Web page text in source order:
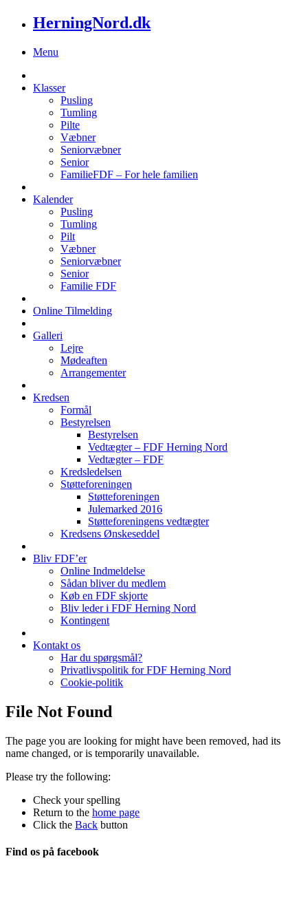
HerningNord.dk
Menu
Klasser
Pusling
Tumling
Pilte
Væbner
Seniorvæbner
Senior
FamilieFDF – For hele familien
Kalender
Pusling
Tumling
Pilt
Væbner
Seniorvæbner
Senior
Familie FDF
Online Tilmelding
Galleri
Lejre
Mødeaften
Arrangementer
Kredsen
Formål
Bestyrelsen
Bestyrelsen
Vedtægter – FDF Herning Nord
Vedtægter – FDF
Kredsledelsen
Støtteforeningen
Støtteforeningen
Julemarked 2016
Støtteforeningens vedtægter
Kredsens Ønskeseddel
Bliv FDF’er
Online Indmeldelse
Sådan bliver du medlem
Køb en FDF skjorte
Bliv leder i FDF Herning Nord
Kontingent
Kontakt os
Har du spørgsmål?
Privatlivspolitik for FDF Herning Nord
Cookie-politik
File Not Found
The page you are looking for might have been removed, had its
name changed, or is temporarily unavailable.
Please try the following:
Check your spelling
Return to the home page
Click the Back button
Find os på facebook